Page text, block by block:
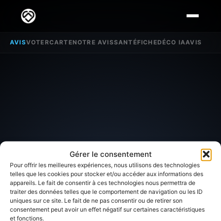
Gérer le consentement
Pour offrir les meilleures expériences, nous utilisons des technologies
telles que les cookies pour stocker et/ou accéder aux informations des
appareils. Le fait de consentir à ces technologies nous permettra de
traiter des données telles que le comportement de navigation ou les ID
uniques sur ce site. Le fait de ne pas consentir ou de retirer son
consentement peut avoir un effet négatif sur certaines caractéristiques
et fonctions.
AVISVOTERCARTENOTRE AVISSANTÉFICHEDÉCO IAAVIS
SECTEUR D'INTÉRÊT